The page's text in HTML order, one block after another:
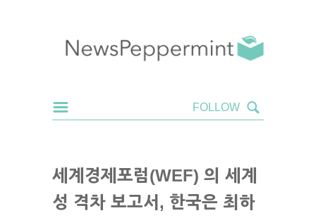
세계경제포럼(WEF) 의 세계
성 격차 보고서, 한국은 최하